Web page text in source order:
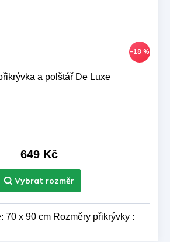
–18 %
a polštář De Luxe
649 Kč
70 x 90 cm Rozměry přikrývky :